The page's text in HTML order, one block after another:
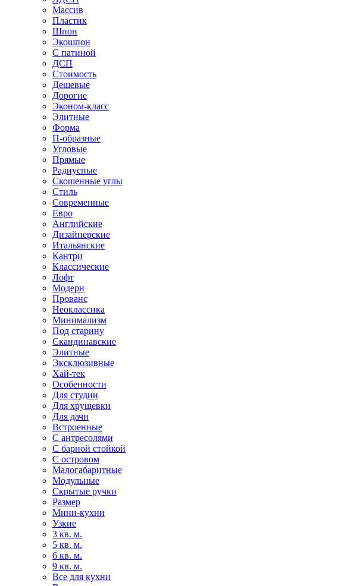
Массив
Пластик
Шпон
Экошпон
С патиной
ДСП
Стоимость
Дешевые
Дорогие
Эконом-класс
Элитные
Форма
П-образные
Угловые
Прямые
Радиусные
Скошенные углы
Стиль
Современные
Евро
Английские
Дизайнерские
Итальянские
Кантри
Классические
Лофт
Модерн
Прованс
Неоклассика
Минимализм
Под старину
Скандинавские
Элитные
Эксклюзивные
Хай-тек
Особенности
Для студии
Для хрущевки
Для дачи
Встроенные
С антресолями
С барной стойкой
С островом
Малогабаритные
Модульные
Скрытые ручки
Размер
Мини-кухни
Узкие
3 кв. м.
5 кв. м.
6 кв. м.
9 кв. м.
Все для кухни